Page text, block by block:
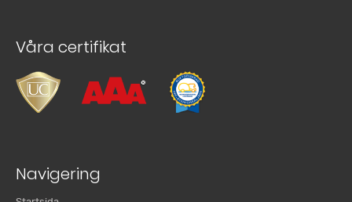
Våra certifikat
Navigering